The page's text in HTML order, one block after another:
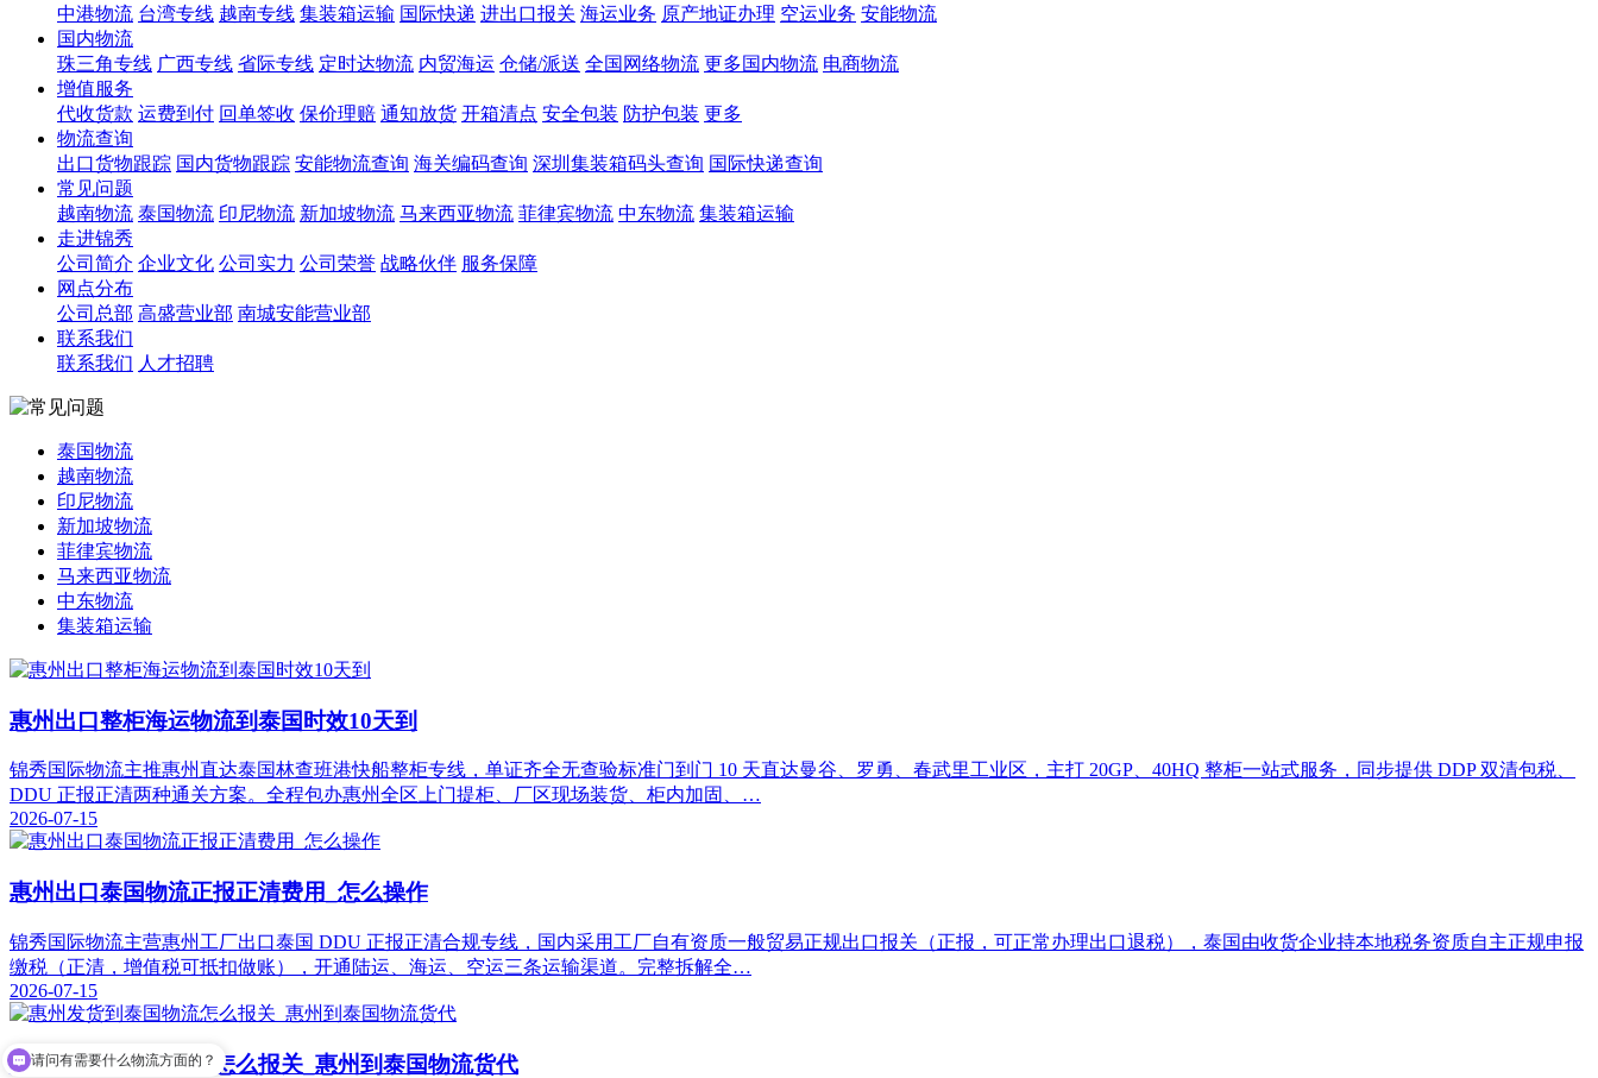
中港物流 台湾专线 越南专线 集装箱运输 国际快递 进出口报关 海运业务 原产地证办理 空运业务 安能物流
国内物流
珠三角专线 广西专线 省际专线 定时达物流 内贸海运 仓储/派送 全国网络物流 更多国内物流 电商物流
增值服务
代收货款 运费到付 回单签收 保价理赔 通知放货 开箱清点 安全包装 防护包装 更多
物流查询
出口货物跟踪 国内货物跟踪 安能物流查询 海关编码查询 深圳集装箱码头查询 国际快递查询
常见问题
越南物流 泰国物流 印尼物流 新加坡物流 马来西亚物流 菲律宾物流 中东物流 集装箱运输
走进锦秀
公司简介 企业文化 公司实力 公司荣誉 战略伙伴 服务保障
网点分布
公司总部 高盛营业部 南城安能营业部
联系我们
联系我们 人才招聘
泰国物流
越南物流
印尼物流
新加坡物流
菲律宾物流
马来西亚物流
中东物流
集装箱运输
惠州出口整柜海运物流到泰国时效10天到
锦秀国际物流主推惠州直达泰国林查班港快船整柜专线，单证齐全无查验标准门到门 10 天直达曼谷、罗勇、春武里工业区，主打 20GP、40HQ 整柜一站式服务，同步提供 DDP 双清包税、
DDU 正报正清两种通关方案。全程包办惠州全区上门提柜、厂区现场装货、柜内加固、…
2026-07-15
惠州出口泰国物流正报正清费用_怎么操作
锦秀国际物流主营惠州工厂出口泰国 DDU 正报正清合规专线，国内采用工厂自有资质一般贸易正规出口报关（正报，可正常办理出口退税），泰国由收货企业持本地税务资质自主正规申报
缴税（正清，增值税可抵扣做账），开通陆运、海运、空运三条运输渠道。完整拆解全…
2026-07-15
惠州发货到泰国物流怎么报关_惠州到泰国物流货代